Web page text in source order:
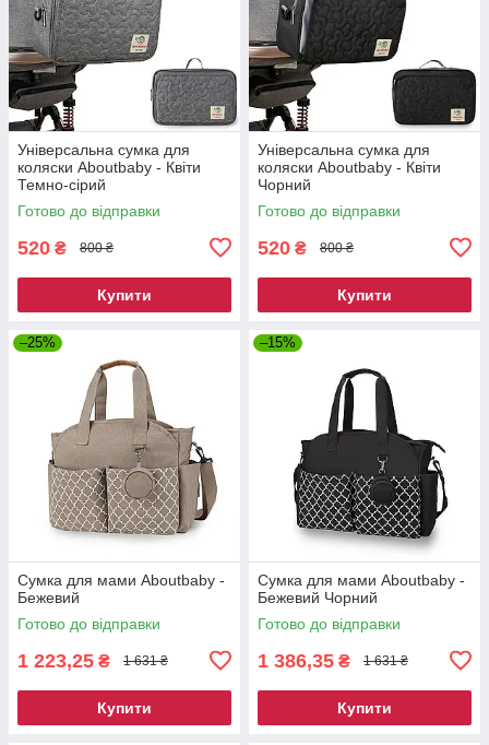
Універсальна сумка для
коляски Aboutbaby - Квіти
Темно-сірий
Готово до відправки
520 ₴ 800 ₴
Купити
Універсальна сумка для
коляски Aboutbaby - Квіти
Чорний
Готово до відправки
520 ₴ 800 ₴
Купити
–25%
Сумка для мами Aboutbaby -
Бежевий
Готово до відправки
1 223,25 ₴ 1 631 ₴
Купити
–15%
Сумка для мами Aboutbaby -
Бежевий Чорний
Готово до відправки
1 386,35 ₴ 1 631 ₴
Купити